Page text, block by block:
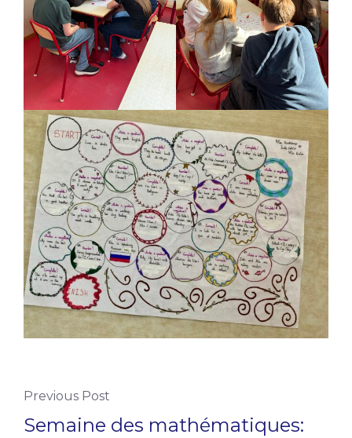
Previous Post
Semaine des mathématiques: